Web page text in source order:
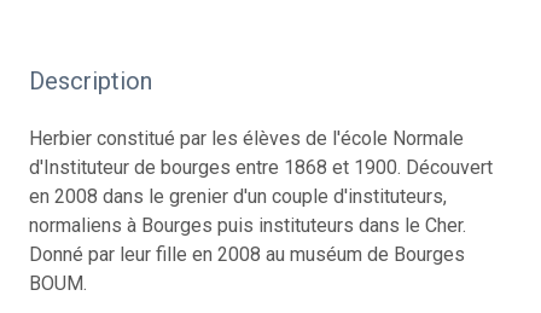
Description
Herbier constitué par les élèves de l'école Normale
d'Instituteur de bourges entre 1868 et 1900. Découvert
en 2008 dans le grenier d'un couple d'instituteurs,
normaliens à Bourges puis instituteurs dans le Cher.
Donné par leur fille en 2008 au muséum de Bourges
BOUM.